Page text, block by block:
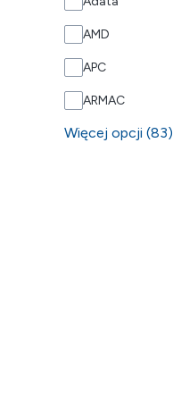
AMD
APC
ARMAC
Więcej opcji (83)